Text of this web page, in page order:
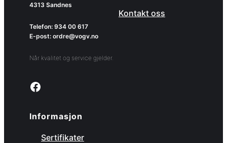
4313 Sandnes
Telefon: 934 00 617
E-post: ordre@vogv.no
Når kvalitet og service gjelder.
Link to facebook page
Kontakt oss
Informasjon
Sertifikater